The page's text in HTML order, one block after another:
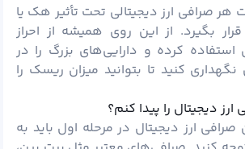
صرافی ارز دیجیتالی تحت تأثیر هک یا
بگیرد. از این روی همیشه از احراز
کرده و دارایی‌های بزرگ را در
کنید تا بتوانید میزان ریسک را
دیجیتال را پیدا کنم؟
صرافی ارز دیجیتال در مرحله اول باید به